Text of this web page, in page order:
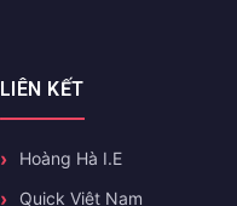
LIÊN KẾT
Hoàng Hà I.E
Quick Việt Nam